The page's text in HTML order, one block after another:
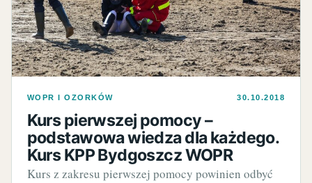
WOPR I OZORKÓW 30.10.2018
Kurs pierwszej pomocy –
podstawowa wiedza dla każdego.
Kurs KPP Bydgoszcz WOPR
Kurs z zakresu pierwszej pomocy powinien odbyć